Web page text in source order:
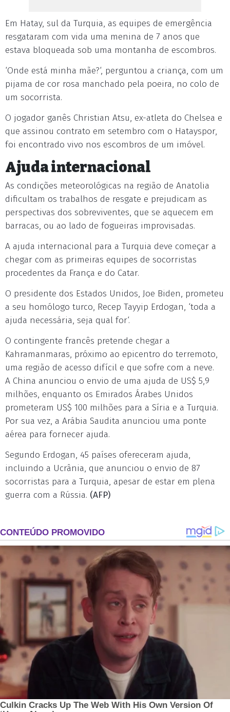
Em Hatay, sul da Turquia, as equipes de emergência
resgataram com vida uma menina de 7 anos que
estava bloqueada sob uma montanha de escombros.
‘Onde está minha mãe?‘, perguntou a criança, com um
pijama de cor rosa manchado pela poeira, no colo de
um socorrista.
O jogador ganês Christian Atsu, ex-atleta do Chelsea e
que assinou contrato em setembro com o Hatayspor,
foi encontrado vivo nos escombros de um imóvel.
Ajuda internacional
As condições meteorológicas na região de Anatolia
dificultam os trabalhos de resgate e prejudicam as
perspectivas dos sobreviventes, que se aquecem em
barracas, ou ao lado de fogueiras improvisadas.
A ajuda internacional para a Turquia deve começar a
chegar com as primeiras equipes de socorristas
procedentes da França e do Catar.
O presidente dos Estados Unidos, Joe Biden, prometeu
a seu homólogo turco, Recep Tayyip Erdogan, ‘toda a
ajuda necessária, seja qual for‘.
O contingente francês pretende chegar a
Kahramanmaras, próximo ao epicentro do terremoto,
uma região de acesso difícil e que sofre com a neve.
A China anunciou o envio de uma ajuda de US$ 5,9
milhões, enquanto os Emirados Árabes Unidos
prometeram US$ 100 milhões para a Síria e a Turquia.
Por sua vez, a Arábia Saudita anunciou uma ponte
aérea para fornecer ajuda.
Segundo Erdogan, 45 países ofereceram ajuda,
incluindo a Ucrânia, que anunciou o envio de 87
socorristas para a Turquia, apesar de estar em plena
guerra com a Rússia. (AFP)